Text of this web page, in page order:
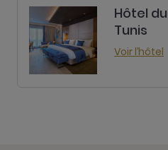
Hôtel
Tunis
Voir l’hôtel